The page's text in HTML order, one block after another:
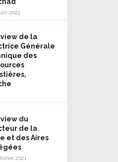
2021
de la
Générale
des
du
de la
et des Aires
2021